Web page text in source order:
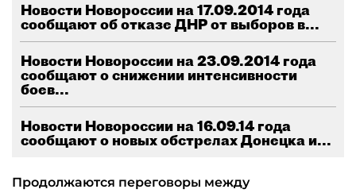
Новости Новороссии на 17.09.2014 года
сообщают об отказе ДНР от выборов в...
Новости Новороссии на 23.09.2014 года
сообщают о снижении интенсивности
боев...
Новости Новороссии на 16.09.14 года
сообщают о новых обстрелах Донецка и...
Продолжаются переговоры между